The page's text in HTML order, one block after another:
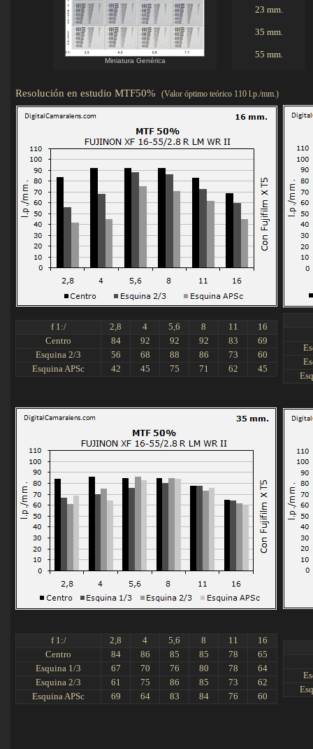
Miniatura Genérica
23 mm.
35 mm.
55 mm.
Resolución en estudio MTF50% (Valor óptimo teórico 110 l.p./mm.)
f 1:/ 2,8 4 5,6 8 11
16
Centro
84 92 92 92 83
69
Esquina 2/3
56 68 88 86 73
60
Esquina APSc
42 45 75 71 62 45
f 1:/ 2,8 4 5,6 8 11
16
Centro
84 86 85 85 78
65
Esquina 1/3
67 70 76 80 78
64
Esquina 2/3
61 75 86 85 73
62
Esquina APSc
69 64 83 84 76 60